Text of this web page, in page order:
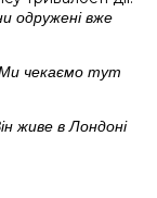
одружені вже
чекаємо тут
живе в Лондоні